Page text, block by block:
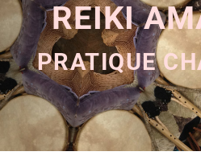
REIKI
PRATIQUE